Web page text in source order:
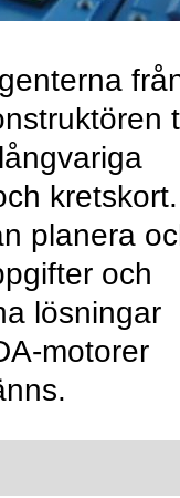
kretskort.
planera
och
lösningar
motorer